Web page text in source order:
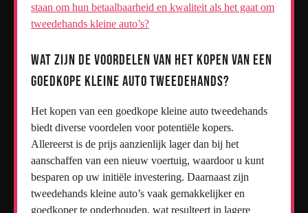
staan om hun betaalbaarheid en kwaliteit als het gaat om
tweedehands kleine auto’s?
Wat zijn de voordelen van het kopen van een
goedkope kleine auto tweedehands?
Het kopen van een goedkope kleine auto tweedehands
biedt diverse voordelen voor potentiële kopers.
Allereerst is de prijs aanzienlijk lager dan bij het
aanschaffen van een nieuw voertuig, waardoor u kunt
besparen op uw initiële investering. Daarnaast zijn
tweedehands kleine auto’s vaak gemakkelijker en
goedkoper te onderhouden, wat resulteert in lagere